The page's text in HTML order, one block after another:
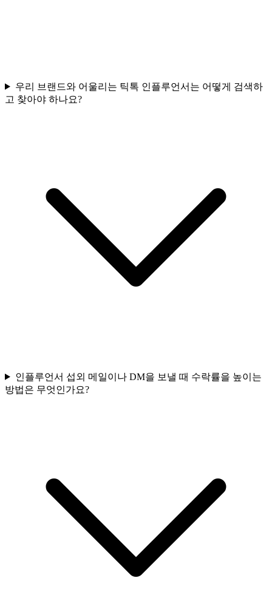
우리 브랜드와 어울리는 틱톡 인플루언서는 어떻게 검색하
고 찾아야 하나요?
인플루언서 섭외 메일이나 DM을 보낼 때 수락률을 높이는
방법은 무엇인가요?